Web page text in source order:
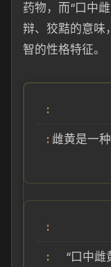
药物，而“口中
辩、狡黠的意味
智的性格特征。
雌黄是一
“口中雌